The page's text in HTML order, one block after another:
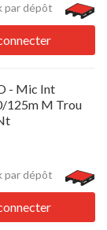
par dépôt
- Mic Int
125m M Trou
par dépôt